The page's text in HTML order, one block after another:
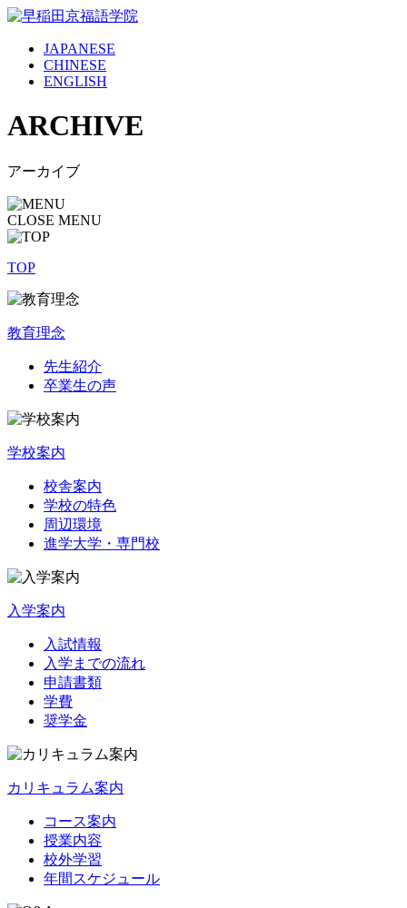
JAPANESE
CHINESE
ENGLISH
ARCHIVE
アーカイブ
CLOSE MENU
TOP
教育理念
先生紹介
卒業生の声
学校案内
校舎案内
学校の特色
周辺環境
進学大学・専門校
入学案内
入試情報
入学までの流れ
申請書類
学費
奨学金
カリキュラム案内
コース案内
授業内容
校外学習
年間スケジュール